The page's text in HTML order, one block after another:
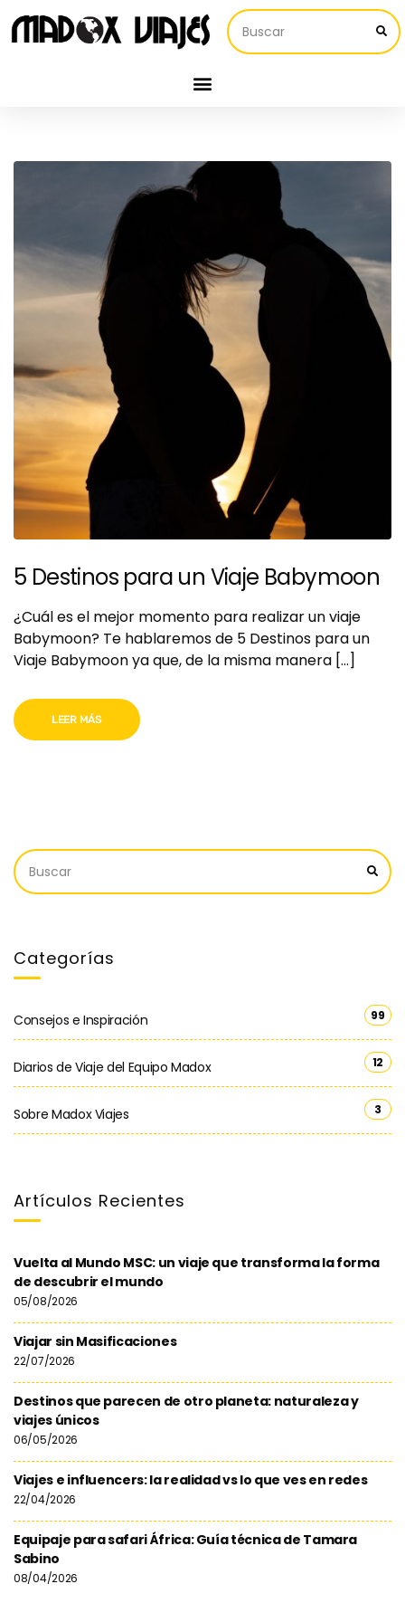
5 Destinos para un Viaje Babymoon
¿Cuál es el mejor momento para realizar un viaje
Babymoon? Te hablaremos de 5 Destinos para un
Viaje Babymoon ya que, de la misma manera […]
LEER MÁS
Categorías
Consejos e Inspiración 99
Diarios de Viaje del Equipo Madox 12
Sobre Madox Viajes 3
Artículos Recientes
Vuelta al Mundo MSC: un viaje que transforma la forma
de descubrir el mundo
05/08/2026
Viajar sin Masificaciones
22/07/2026
Destinos que parecen de otro planeta: naturaleza y
viajes únicos
06/05/2026
Viajes e influencers: la realidad vs lo que ves en redes
22/04/2026
Equipaje para safari África: Guía técnica de Tamara
Sabino
08/04/2026